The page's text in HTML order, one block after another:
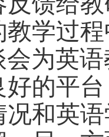
学过
会为英
的平
和英